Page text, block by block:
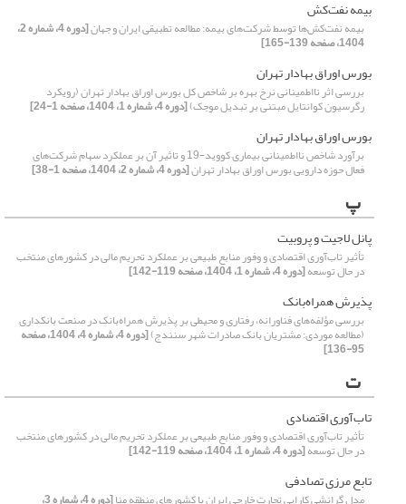
بیمه نفت‌کش
بیمه نفت‌‌کش‌‌ها توسط شرکت‌‌های بیمه: مطالعه تطبیقی ایران و جهان [دوره 4، شماره 2،
1404، صفحه 139-165]
بورس اوراق بهادار تهران
بررسی اثر نااطمینانی نرخ بهره بر شاخص کل بورس اوراق بهادار تهران (رویکرد
رگرسیون کوانتایل مبتنی بر تبدیل موجک)[دوره 4، شماره 1، 1404، صفحه 1-24]
بورس اوراق بهادار تهران
برآورد شاخص نااطمینانی بیماری کووید-19 و تاثیر آن بر عملکرد سهام شرکت‌های
فعال حوزه دارویی بورس اوراق بهادار تهران[دوره 4، شماره 2، 1404، صفحه 1-38]
پ
پانل لاجیت و پروبیت
تأثیر تاب‌آوری اقتصادی و وفور منابع طبیعی بر عملکرد تحریم مالی در کشورهای منتخب
در حال توسعه[دوره 4، شماره 1، 1404، صفحه 119-142]
پذیرش همراه‌بانک
بررسی مؤلفه‌های فناورانه، رفتاری و محیطی بر پذیرش همراه‌بانک در صنعت بانکداری
(مطالعه موردی: مشتریان بانک صادرات شهر سنندج) [دوره 4، شماره 4، 1404، صفحه
95-136]
ت
تاب‌آوری اقتصادی
تأثیر تاب‌آوری اقتصادی و وفور منابع طبیعی بر عملکرد تحریم مالی در کشورهای منتخب
در حال توسعه[دوره 4، شماره 1، 1404، صفحه 119-142]
تابع مرزی تصادفی